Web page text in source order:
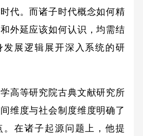
代。而诸子时代概念如何精
外延应该如何认识，均需结
发展逻辑展开深入系统的研
等研究院古典文献研究所
维度与社会制度维度明确了
。在诸子起源问题上，他提